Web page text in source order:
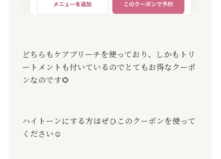
どちらもケアブリーチを使っており、しかもトリ
ートメントも付いているのでとてもお得なクーポ
ンなのです🌻
ハイトーンにする方はぜひこのクーポンを使って
ください ☺️